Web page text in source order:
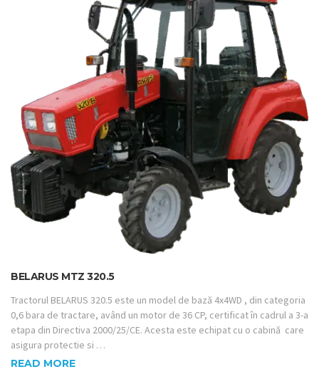
BELARUS MTZ 320.5
Tractorul BELARUS 320.5 este un model de bază 4x4WD , din categoria
0,6 bara de tractare, având un motor de 36 CP, certificat în cadrul a 3-a
etapa din Directiva 2000/25/CE. Acesta este echipat cu o cabină care
asigura protectie si …
READ MORE